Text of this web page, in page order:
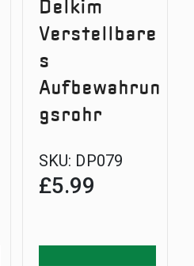
Delkim
Verstellbare
s
Aufbewahrun
gsrohr
SKU: DP079
£5.99